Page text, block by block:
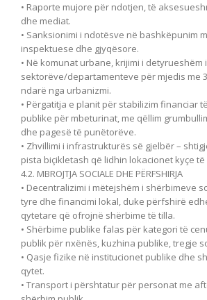
• Raporte mujore për ndotjen, të
dhe mediat.
• Sanksionimi i ndotësve në bashkëpunim
inspektuese dhe gjyqësore.
• Në komunat urbane, krijimi i detyrueshëm i
sektorëve/departamenteve për mjedis me
ndarë nga urbanizmi.
• Përgatitja e planit për stabilizim financiar
publike për mbeturinat, me qëllim
dhe pagesë të punëtorëve.
• Zhvillimi i infrastrukturës së gjelbër –
pista biçikletash që lidhin lokacionet kyçe
4.2. MBROJTJA SOCIALE DHE PËRFSHIRJA
• Decentralizimi i mëtejshëm i shërbimeve
tyre dhe financimi lokal, duke përfshirë
qytetare që ofrojnë shërbime të tilla.
• Shërbime publike falas për kategori të
publik për nxënës, kuzhina publike, tregje
• Qasje fizike në institucionet publike dhe
qytet.
• Transport i përshtatur për personat me